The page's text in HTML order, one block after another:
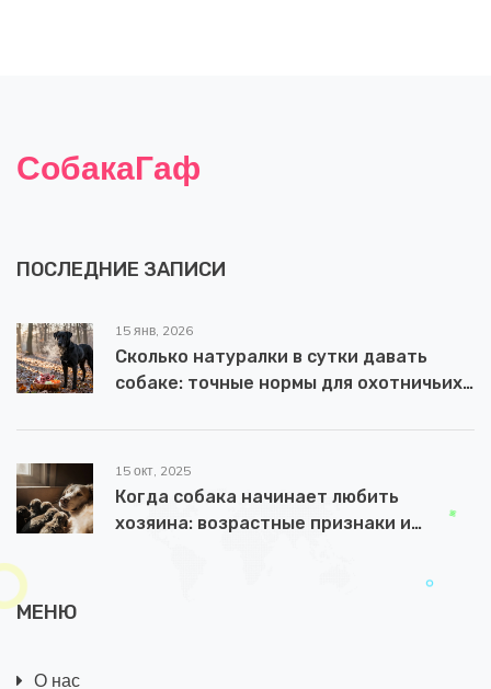
СобакаГаф
ПОСЛЕДНИЕ ЗАПИСИ
15 янв, 2026
Сколько натуралки в сутки давать
собаке: точные нормы для охотничьих
15 окт, 2025
Когда собака начинает любить
хозяина: возрастные признаки и
МЕНЮ
О нас